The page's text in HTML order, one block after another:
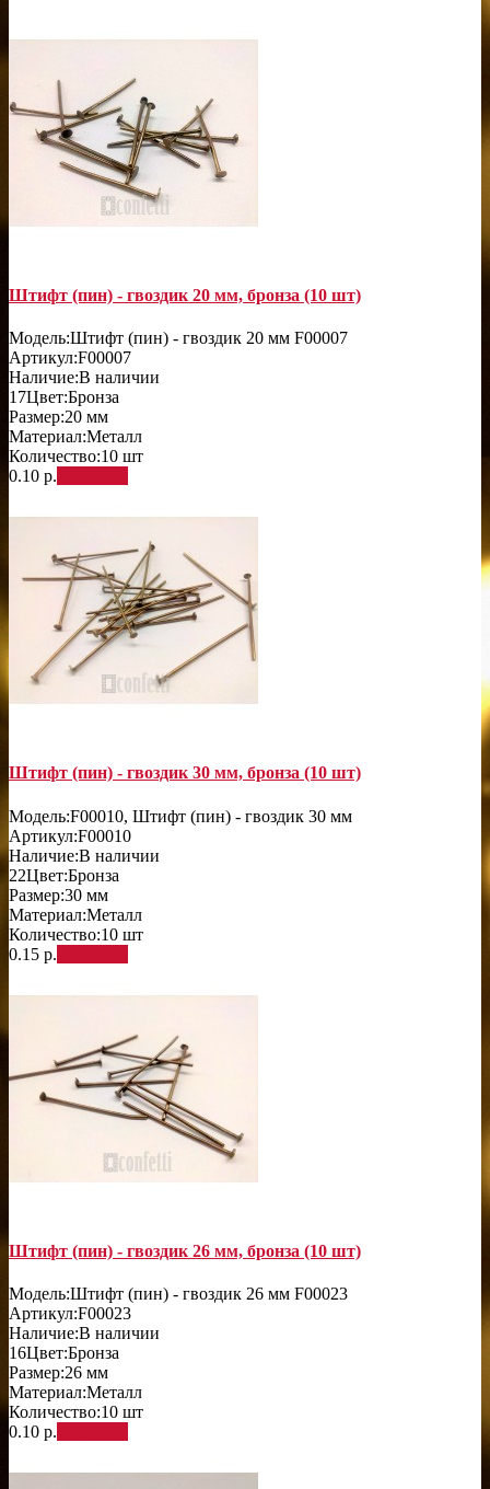
Штифт (пин) - гвоздик 20 мм, бронза (10 шт)
Модель:Штифт (пин) - гвоздик 20 мм F00007
Артикул:F00007
Наличие:В наличии
17Цвет:Бронза
Размер:20 мм
Материал:Металл
Количество:10 шт
0.10 р.
Штифт (пин) - гвоздик 30 мм, бронза (10 шт)
Модель:F00010, Штифт (пин) - гвоздик 30 мм
Артикул:F00010
Наличие:В наличии
22Цвет:Бронза
Размер:30 мм
Материал:Металл
Количество:10 шт
0.15 р.
Штифт (пин) - гвоздик 26 мм, бронза (10 шт)
Модель:Штифт (пин) - гвоздик 26 мм F00023
Артикул:F00023
Наличие:В наличии
16Цвет:Бронза
Размер:26 мм
Материал:Металл
Количество:10 шт
0.10 р.